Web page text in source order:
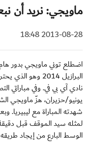
ماويجي: نريد أن
2013-08-28 18:48
اضطلع توني ماويجي بدور هام
البرازيل 2014
نادي آي بي في. وفي مباراتي
يونيو/حزيران، هزّ ماويجي
شهدته المباراة مع ليبيريا.
لمثله سيد الموقف قبل
الوسط البارع من إيجاد